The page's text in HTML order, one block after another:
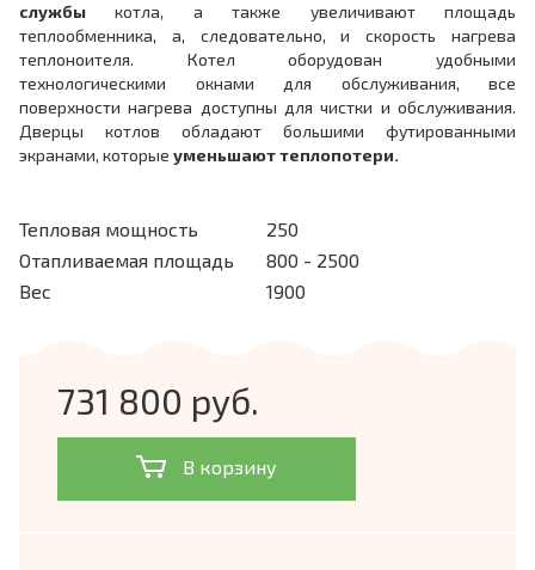
службы котла, а также увеличивают площадь
теплообменника, а, следовательно, и скорость нагрева
теплоноителя. Котел оборудован удобными
технологическими окнами для обслуживания, все
поверхности нагрева доступны для чистки и обслуживания.
Дверцы котлов обладают большими футированными
экранами, которые уменьшают теплопотери.
Тепловая мощность
250
Отапливаемая площадь
800 - 2500
Вес
1900
731 800 руб.
В корзину